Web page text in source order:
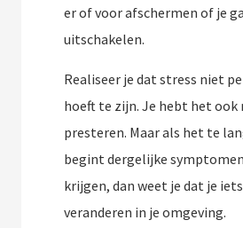
er of voor afschermen of je
uitschakelen.
Realiseer je dat stress niet
hoeft te zijn. Je hebt het ook
presteren. Maar als het te
begint dergelijke
krijgen, dan weet je dat je
veranderen in je omgeving.